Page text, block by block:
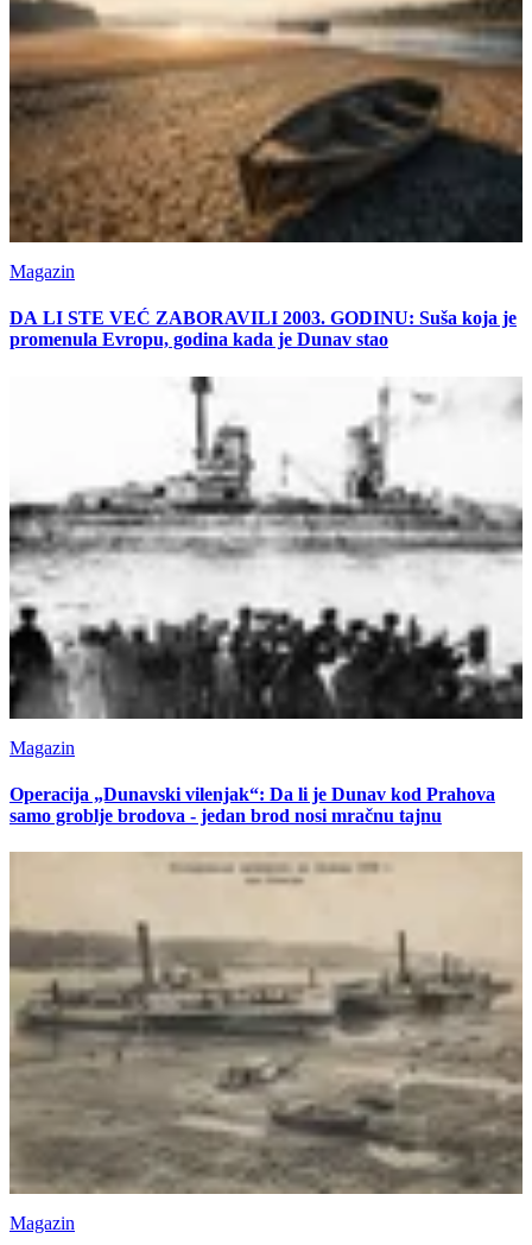
Magazin
DA LI STE VEĆ ZABORAVILI 2003. GODINU: Suša koja je
promenula Evropu, godina kada je Dunav stao
Magazin
Operacija „Dunavski vilenjak“: Da li je Dunav kod Prahova
samo groblje brodova - jedan brod nosi mračnu tajnu
Magazin